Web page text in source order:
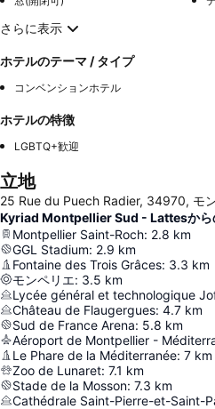
さらに表示
ホテルのテーマ / タイプ
コンベンションホテル
ホテルの特徴
LGBTQ+歓迎
立地
25 Rue du Puech Radier, 34970, モ
Kyriad Montpellier Sud - Lattesから
Montpellier Saint-Roch: 2.8 km
GGL Stadium: 2.9 km
Fontaine des Trois Grâces: 3.3 km
モンペリエ: 3.5 km
Lycée général et technologique
Château de Flaugergues: 4.7 km
Sud de France Arena: 5.8 km
Aéroport de Montpellier -
Le Phare de la Méditerranée: 7 km
Zoo de Lunaret: 7.1 km
Stade de la Mosson: 7.3 km
Cathédrale Saint-Pierre-et-Saint-